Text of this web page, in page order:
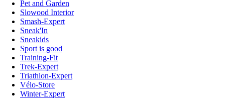
Pet and Garden
Slowood Interior
Smash-Expert
Sneak'In
Sneakids
Sport is good
Training-Fit
Trek-Expert
Triathlon-Expert
Vélo-Store
Winter-Expert